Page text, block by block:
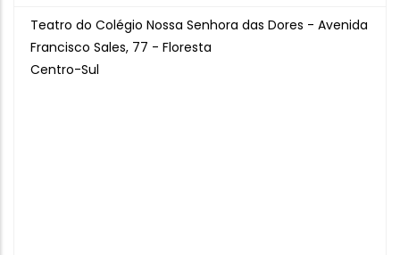
Teatro do Colégio Nossa Senhora das Dores - Avenida
Francisco Sales, 77 - Floresta
Centro-Sul